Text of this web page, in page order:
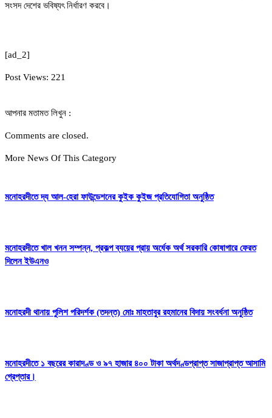
সংসদ দেশের ভবিষ্যৎ নির্ধারণ করবে।
[ad_2]
Post Views: 221
আপনার মতামত লিখুন :
Comments are closed.
More News Of This Category
মনোহরদীতে দ্য আল-হেরা ফাউন্ডেশনের কুইক কুইজ প্রতিযোগিতা অনুষ্ঠিত
মনোহরদীতে খাল খনন সম্পন্ন, প্রকল্প ব্যয়ের প্রায় অর্ধেক অর্থ সরকারি কোষাগারে ফেরত
দিলেন ইউএনও
মনোহরদী থানায় পুলিশ পরিদর্শক (তদন্ত) মোঃ মাহতাবুর রহমানের বিদায় সংবর্ধনা অনুষ্ঠিত
মনোহরদীতে ১ বছরের কারাদণ্ড ও ৯৭ হাজার ৪০০ টাকা অর্থদণ্ডপ্রাপ্ত সাজাপ্রাপ্ত আসামি
গ্রেপ্তার।